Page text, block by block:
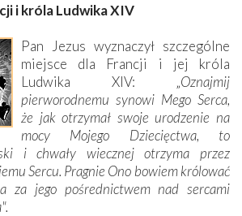
i króla Ludwika XIV
Pan Jezus wyznaczył szczególne
miejsce dla Francji i jej króla
Ludwika XIV: „Oznajmij
pierworodnemu synowi Mego Serca,
że jak otrzymał swoje urodzenie na
mocy Mojego Dziecięctwa, to
i chwały wiecznej otrzyma przez
Sercu. Pragnie Ono bowiem królować
za jego pośrednictwem nad sercami